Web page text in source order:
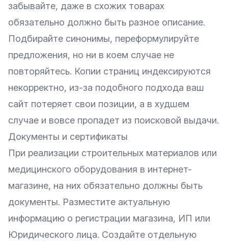
забывайте, даже в схожих товарах
обязательно должно быть разное описание.
Подбирайте синонимы, переформулируйте
предложения, но ни в коем случае не
повторяйтесь. Копии страниц индексируются
некорректно, из-за подобного подхода ваш
сайт потеряет свои позиции, а в худшем
случае и вовсе пропадет из поисковой выдачи.
Документы и сертификаты
При реализации строительных материалов или
медицинского оборудования в интернет-
магазине, на них обязательно должны быть
документы. Разместите актуальную
информацию о регистрации магазина, ИП или
Юридического лица. Создайте отдельную